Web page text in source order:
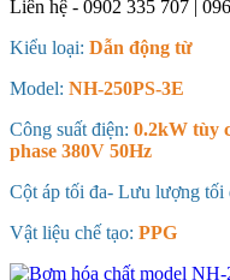
Liên hệ - 0902 335 707 |
Kiểu loại: Dẫn động từ
Model: NH-250PS-3E
Công suất điện: 0.2kW tùy
phase 380V 50Hz
Cột áp tối đa- Lưu lượng tối
Vật liệu chế tạo: PPG